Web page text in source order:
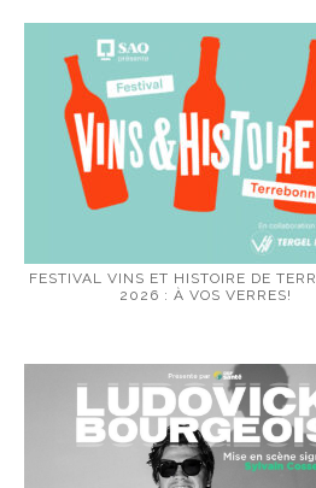
FESTIVAL VINS ET HISTOIRE DE
2026 : À VOS VERRES!